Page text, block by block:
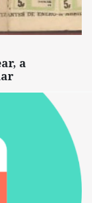
a